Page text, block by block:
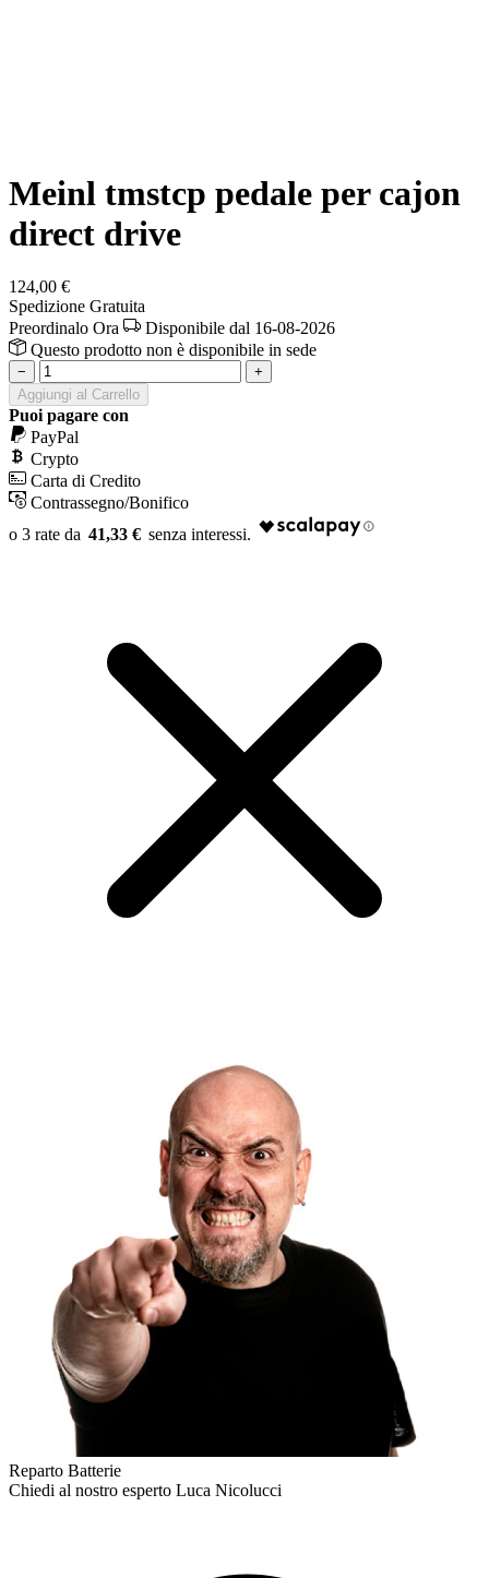
Meinl tmstcp pedale per cajon
direct drive
124,00 €
Spedizione Gratuita
Preordinalo Ora
Disponibile dal 16-08-2026
Questo prodotto non è disponibile in sede
−
+
Aggiungi al Carrello
Puoi pagare con
PayPal
Crypto
Carta di Credito
Contrassegno/Bonifico
41,33 €
Reparto Batterie
Chiedi al nostro esperto Luca Nicolucci